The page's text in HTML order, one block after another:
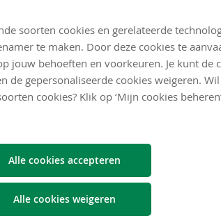
soorten cookies en gerelateerde
te maken. Door deze cookies te
jouw behoeften en voorkeuren. Je kunt de
de gepersonaliseerde cookies weigeren.
cookies? Klik op ‘Mijn cookies
Alle cookies accepteren
Alle cookies weigeren